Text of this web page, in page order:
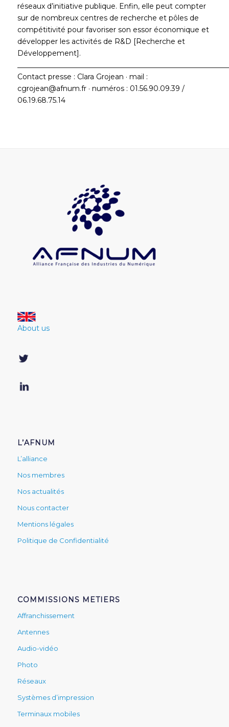
réseaux d’initiative publique. Enfin, elle peut compter
sur de nombreux centres de recherche et pôles de
compétitivité pour favoriser son essor économique et
développer les activités de R&D [Recherche et
Développement].
Contact presse : Clara Grojean · mail :
cgrojean@afnum.fr · numéros : 01.56.90.09.39 /
06.19.68.75.14
About us
L’AFNUM
L’alliance
Nos membres
Nos actualités
Nous contacter
Mentions légales
Politique de Confidentialité
COMMISSIONS METIERS
Affranchissement
Antennes
Audio-vidéo
Photo
Réseaux
Systèmes d’impression
Terminaux mobiles